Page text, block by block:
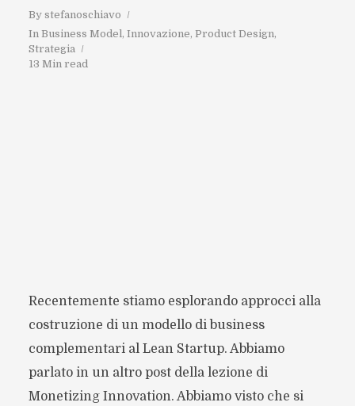
By stefanoschiavo
In Business Model , Innovazione, Product Design,
Strategia
13 Min read
Recentemente stiamo esplorando approcci alla
costruzione di un modello di business
complementari al Lean Startup. Abbiamo
parlato in un altro post della lezione di
Monetizing Innovation. Abbiamo visto che si